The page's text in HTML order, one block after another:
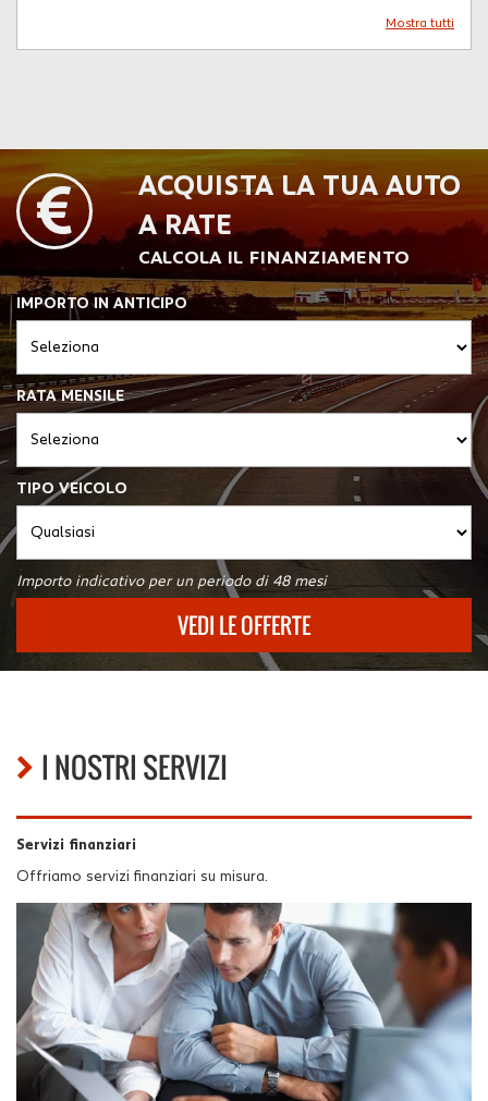
Mostra tutti
ACQUISTA LA TUA AUTO
A RATE
CALCOLA IL FINANZIAMENTO
IMPORTO IN ANTICIPO
RATA MENSILE
TIPO VEICOLO
Importo indicativo per un periodo di 48 mesi
VEDI LE OFFERTE
I NOSTRI SERVIZI
Servizi finanziari
Offriamo servizi finanziari su misura.